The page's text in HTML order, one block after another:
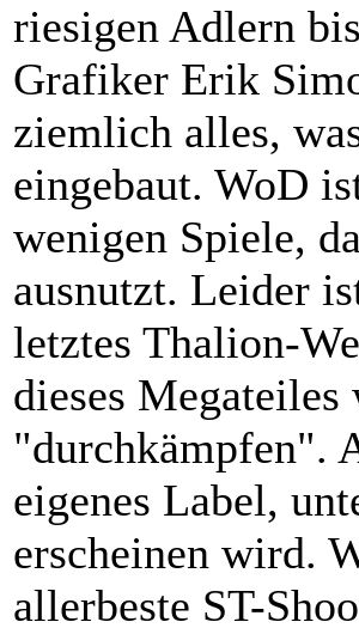
riesigen Adlern
Grafiker Erik
ziemlich alles,
eingebaut. WoD
wenigen Spiele,
ausnutzt. Leider
letztes Thalion-
dieses
"durchkämpfen".
eigenes Label,
erscheinen wird.
allerbeste ST-